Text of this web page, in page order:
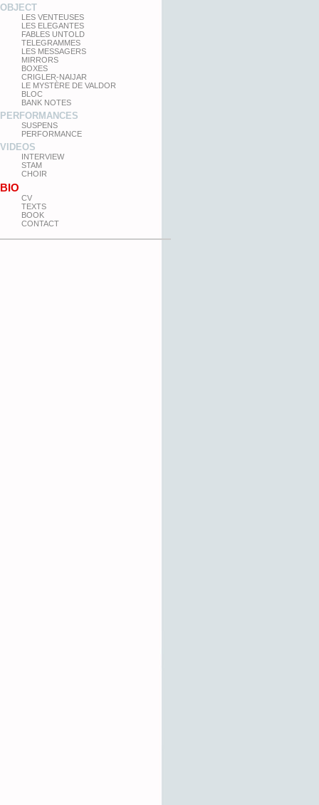
OBJECT
LES VENTEUSES
LES ELEGANTES
FABLES UNTOLD
TELEGRAMMES
LES MESSAGERS
MIRRORS
BOXES
CRIGLER-NAIJAR
LE MYSTÈRE DE VALDOR
BLOC
BANK NOTES
PERFORMANCES
SUSPENS
PERFORMANCE
VIDEOS
INTERVIEW
STAM
CHOIR
BIO
CV
TEXTS
BOOK
CONTACT